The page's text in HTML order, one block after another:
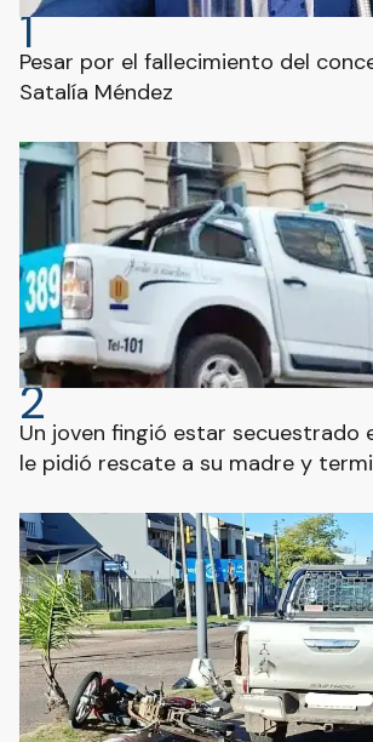
1
Pesar por el fallecimiento del
Satalía Méndez
2
Un joven fingió estar secuestrado
le pidió rescate a su madre y